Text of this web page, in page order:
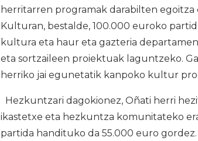
herritarren programak darabilten
Kulturan, bestalde, 100.000 euroko
kultura eta haur eta gazteria
eta sortzaileen proiektuak laguntzeko.
herriko jai egunetatik kanpoko kultur
Hezkuntzari dagokionez, Oñati herri
ikastetxe eta hezkuntza komunitateko
partida handituko da 55.000 euro